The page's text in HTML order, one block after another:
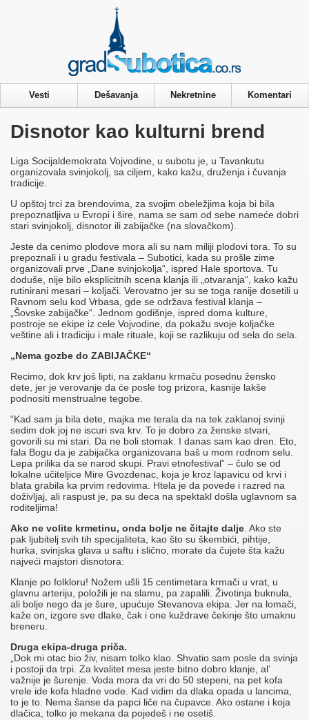
Vesti Dešavanja Nekretnine Komentari
Disnotor kao kulturni brend
Liga Socijaldemokrata Vojvodine, u subotu je, u Tavankutu
organizovala svinjokolj, sa ciljem, kako kažu, druženja i čuvanja
tradicije.
U opštoj trci za brendovima, za svojim obeležjima koja bi bila
prepoznatljiva u Evropi i šire, nama se sam od sebe nameće dobri
stari svinjokolj, disnotor ili zabijačke (na slovačkom).
Jeste da cenimo plodove mora ali su nam miliji plodovi tora. To su
prepoznali i u gradu festivala – Subotici, kada su prošle zime
organizovali prve „Dane svinjokolja“, ispred Hale sportova. Tu
doduše, nije bilo eksplicitnih scena klanja ili „otvaranja“, kako kažu
rutinirani mesari – koljači. Verovatno jer su se toga ranije dosetili u
Ravnom selu kod Vrbasa, gde se održava festival klanja –
„Šovske zabijačke“. Jednom godišnje, ispred doma kulture,
postroje se ekipe iz cele Vojvodine, da pokažu svoje koljačke
veštine ali i tradiciju i male rituale, koji se razlikuju od sela do sela.
„Nema gozbe do ZABIJAČKE“
Recimo, dok krv još lipti, na zaklanu krmaču posednu žensko
dete, jer je verovanje da će posle tog prizora, kasnije lakše
podnositi menstrualne tegobe.
“Kad sam ja bila dete, majka me terala da na tek zaklanoj svinji
sedim dok joj ne iscuri sva krv. To je dobro za ženske stvari,
govorili su mi stari. Da ne boli stomak. I danas sam kao dren. Eto,
fala Bogu da je zabijačka organizovana baš u mom rodnom selu.
Lepa prilika da se narod skupi. Pravi etnofestival” – čulo se od
lokalne učiteljice Mire Gvozdenac, koja je kroz lapavicu od krvi i
blata grabila ka prvim redovima. Htela je da povede i razred na
doživljaj, ali raspust je, pa su deca na spektakl došla uglavnom sa
roditeljima!
Ako ne volite krmetinu, onda bolje ne čitajte dalje. Ako ste
pak ljubitelj svih tih specijaliteta, kao što su škembići, pihtije,
hurka, svinjska glava u saftu i slično, morate da čujete šta kažu
najveći majstori disnotora:
Klanje po folkloru! Nožem ušli 15 centimetara krmači u vrat, u
glavnu arteriju, položili je na slamu, pa zapalili. Životinja buknula,
ali bolje nego da je šure, upućuje Stevanova ekipa. Jer na lomači,
kaže on, izgore sve dlake, čak i one kuždrave čekinje što umaknu
breneru.
Druga ekipa-druga priča.
„Dok mi otac bio živ, nisam tolko klao. Shvatio sam posle da svinja
i postoji da trpi. Za kvalitet mesa jeste bitno dobro klanje, al’
važnije je šurenje. Voda mora da vri do 50 stepeni, na pet kofa
vrele ide kofa hladne vode. Kad vidim da dlaka opada u lancima,
to je to. Nema šanse da papci liče na čupavce. Ako ostane i koja
dlačica, tolko je mekana da pojedeš i ne osetiš.
Privacy & Cookies Policy